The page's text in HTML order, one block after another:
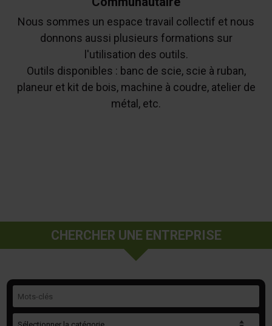
Nous sommes un espace travail collectif et nous
donnons aussi plusieurs formations sur
l'utilisation des outils.
Outils disponibles : banc de scie, scie à ruban,
planeur et kit de bois, machine à coudre, atelier de
métal, etc.
CHERCHER UNE ENTREPRISE